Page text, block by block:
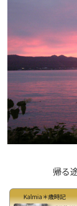
帰る
Kalmia＊歳時記